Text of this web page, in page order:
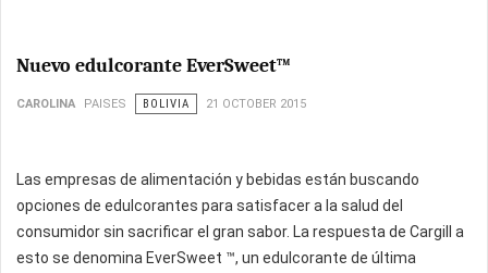
Nuevo edulcorante EverSweet™
CAROLINA PAISES BOLIVIA 21 OCTOBER 2015
Las empresas de alimentación y bebidas están buscando
opciones de edulcorantes para satisfacer a la salud del
consumidor sin sacrificar el gran sabor. La respuesta de Cargill a
esto se denomina EverSweet ™, un edulcorante de última